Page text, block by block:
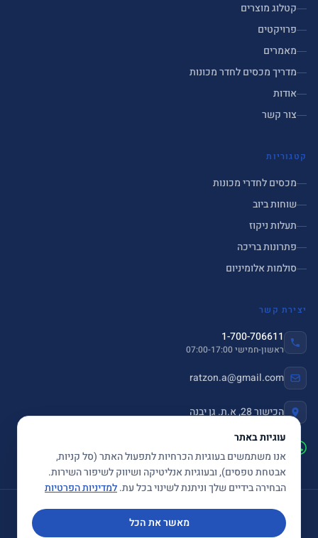
עוגיות באתר
אנו משתמשים בעוגיות הכרחיות לתפעול האתר (סל קניות,
אבטחת טפסים), ובעוגיות אנליטיקה ושיווק לשיפור השירות.
הבחירה בידיים שלך וניתנת לשינוי בכל עת.למדיניות הפרטיות
מאשר את הכל
קטלוג מוצרים
פרויקטים
מאמרים
מדריך מכסים לחדר מכונות
אודות
צור קשר
קטגוריות
מכסים לחדרי מכונות
שוחות ביוב
תעלות ניקוז
פתרונות בריכה
סולמות אלומיניום
יצירת קשר
1-700-706611
ראשון-חמישי 07:00-17:00
ratzon.a@gmail.com
הכישור 28, א.ת. גן יבנה
© 2026 ספיר פתרונות נירוסטה בע"מ. כל הזכויות שמורות.
מדיניות פרטיות|הצהרת נגישות